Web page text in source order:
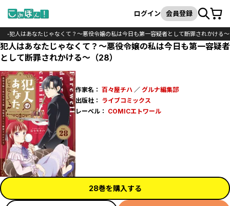
検索
ログイン 会員登録カート
犯人はあなたじゃなくて？～悪役令嬢の私は今日も第一容疑者として断罪されかける～
犯人はあなたじゃなくて？～悪役令嬢の私は今日も第一容疑者
として断罪されかける～（28）
作家名： 百々屋チハ／ グルナ編集部
出版社： ライブコミックス
レーベル： COMICエトワール
28巻を購入する